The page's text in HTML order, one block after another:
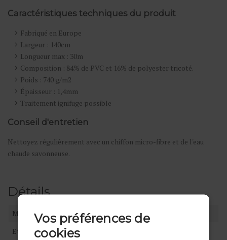
Caractéristiques techniques du produit
Fabriqué en Europe
Largeur : 140cm
Longueur max : 30m
Composition : 84% de PVC et 16% de polyester tricoté.
Poids : 740 g/m2
Épaisseur : 1,4mm
Traitement ignifuge possible
Conseil d'entretien
Nettoyez régulièrement avec un chiffon micro-fibre et de l'eau
chaude savonneuse.
Détails
Marque
Tendance-Cuir
Etat
Vos préférences de
cookies